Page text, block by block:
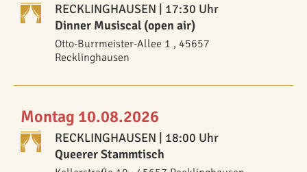
RECKLINGHAUSEN | 17:30 Uhr
Dinner Musiscal (open air)
Otto-Burrmeister-Allee 1 , 45657
Recklinghausen
Montag 10.08.2026
RECKLINGHAUSEN | 18:00 Uhr
Queerer Stammtisch